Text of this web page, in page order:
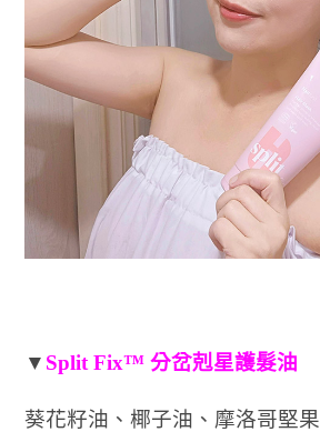
▼ Split Fix™ 分岔剋星護髮油
葵花籽油、椰⼦油、摩洛哥堅